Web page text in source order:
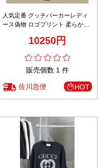
人気定番 グッチパーカーレディ
ース偽物 ロゴプリント 柔らかい
10250円
販売個数 1 件
佐川急便 HOT